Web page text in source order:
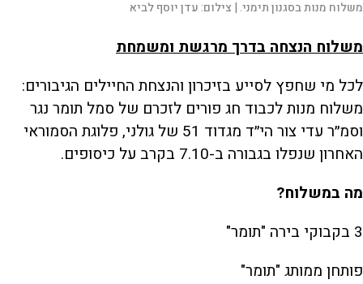
משלוח מנות בסגנון תימני. | צילום:עדן יוסף לביא
משלוח הנצחה בדרך מרגשת ומשמחת
לכל מי שחפץ לסייע בזיכרון והנצחת החיילים הגיבורים:
משלוח מנות לכבוד חג פורים לזכרם של סמל תומר נגר
וסמ״ר עדי צור הי״ד מגדוד 51 של גולני, פלוגת הסמוראי
האחרון שנפלו בגבורה ב-7.10 בקרב על כיסופים.
מה במשלוח?
3 בקבוקי בירה "תומר"
פותחן ממותג "תומר"